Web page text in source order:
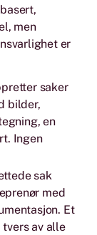
men
er
saker
bilder,
en
Ingen
sak
med
Et
tvers av alle